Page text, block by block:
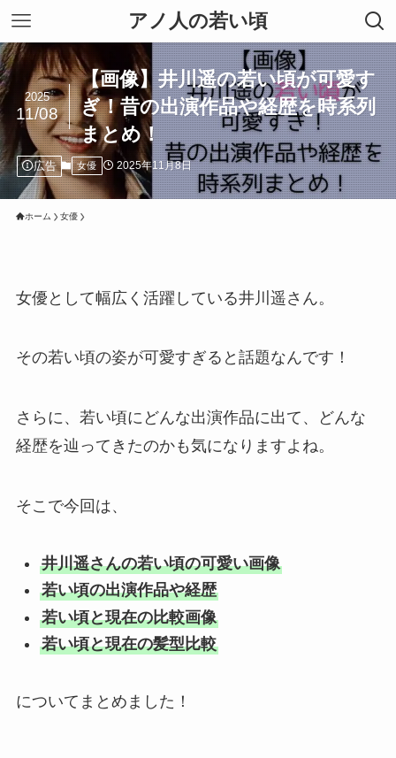
アノ人の若い頃
【画像】井川遥の若い頃が可愛す
ぎ！昔の出演作品や経歴を時系列
まとめ！
2025
11/08
広告 女優 2025年11月8日
ホーム 女優
女優として幅広く活躍している井川遥さん。
その若い頃の姿が可愛すぎると話題なんです！
さらに、若い頃にどんな出演作品に出て、どんな
経歴を辿ってきたのかも気になりますよね。
そこで今回は、
井川遥さんの若い頃の可愛い画像
若い頃の出演作品や経歴
若い頃と現在の比較画像
若い頃と現在の髪型比較
についてまとめました！